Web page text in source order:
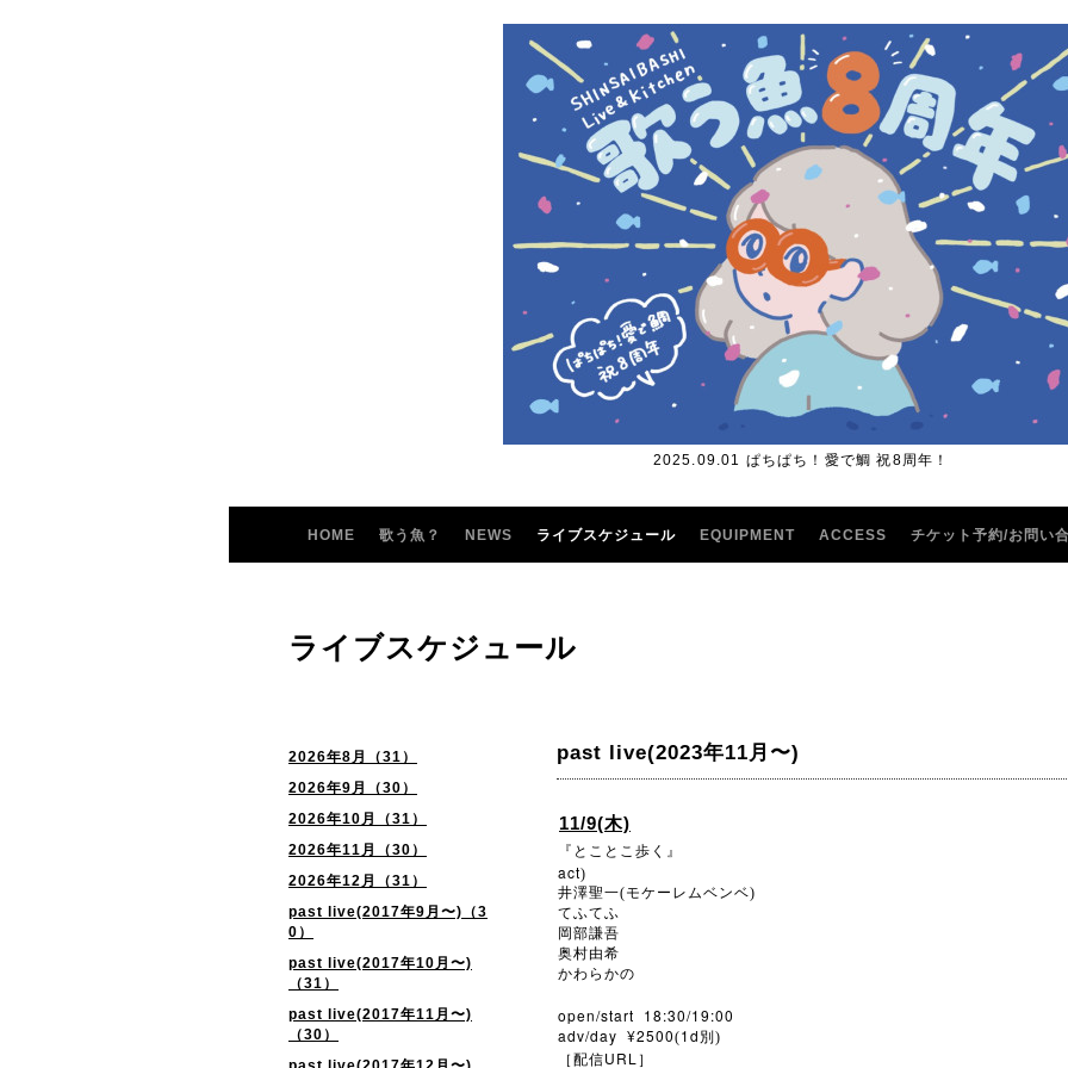
2025.09.01 ぱちぱち！愛で鯛 祝8周年！
HOME 歌う魚？ NEWS ライブスケジュール EQUIPMENT ACCESS チケット予約/お問い
2026年8月（31）
2026年9月（30）
2026年10月（31）
2026年11月（30）
2026年12月（31）
past live(2017年9月〜)（3
0）
past live(2017年10月〜)
（31）
past live(2017年11月〜)
（30）
ライブスケジュール
past live(2023年11月〜)
11/9(木)
『とことこ歩く』
act)
井澤聖一(モケーレムベンベ)
てふてふ
岡部謙吾
奥村由希
かわらかの
open/start 18:30/19:00
adv/day ¥2500(1d 別)
［配信URL ］